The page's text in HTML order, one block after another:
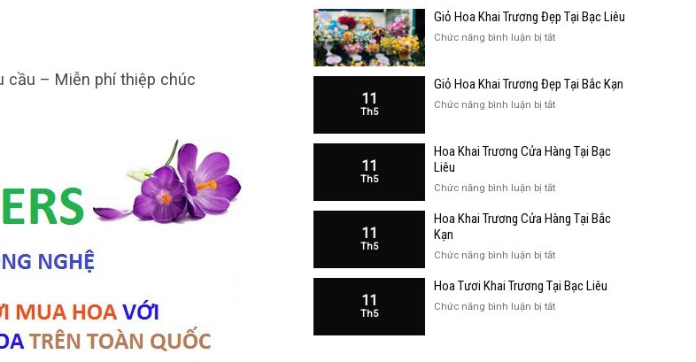
cầu – Miễn phí thiệp chúc
Giỏ Hoa Khai Trương Đẹp Tại Bạc Liêu
Chức năng bình luận bị tắtở
Khai
Đẹp
Liêu
11
Th5
Giỏ Hoa Khai Trương Đẹp Tại Bắc Kạn
Chức năng bình luận bị tắtở
Khai
Tại
Kạn
11
Th5
Hoa Khai Trương Cửa Hàng Tại Bạc
Liêu
Chức năng bình luận bị tắtở
Khai
Hàng
Bạc
Liêu
11
Th5
Hoa Khai Trương Cửa Hàng Tại Bắc
Kạn
Chức năng bình luận bị tắtở
Khai
11
Th5
Hoa Tươi Khai Trương Tại Bạc Liêu
Chức năng bình luận bị tắtở